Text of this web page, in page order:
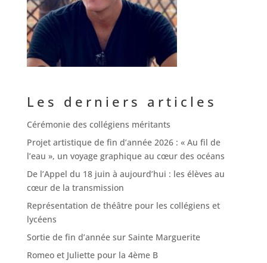
Les derniers articles
Cérémonie des collégiens méritants
Projet artistique de fin d’année 2026 : « Au fil de
l’eau », un voyage graphique au cœur des océans
De l’Appel du 18 juin à aujourd’hui : les élèves au
cœur de la transmission
Représentation de théâtre pour les collégiens et
lycéens
Sortie de fin d’année sur Sainte Marguerite
Romeo et Juliette pour la 4ème B